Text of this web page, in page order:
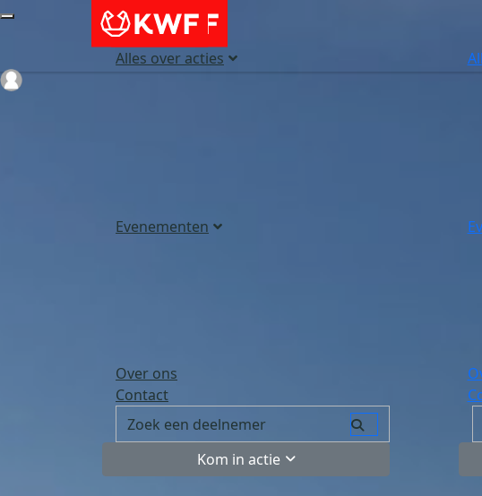
Alles over acties
Evenementen
Over ons
Contact
Kom in actie